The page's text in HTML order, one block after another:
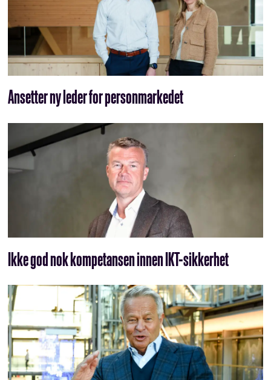
Ansetter ny leder for personmarkedet
Ikke god nok kompetansen innen IKT-sikkerhet